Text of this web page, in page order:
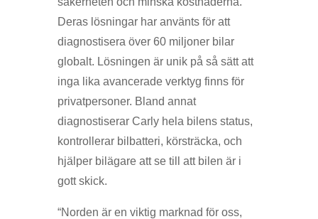
Deras lösningar har använts för att
diagnostisera över 60 miljoner bilar
globalt. Lösningen är unik på så sätt att
inga lika avancerade verktyg finns för
privatpersoner. Bland annat
diagnostiserar Carly hela bilens status,
kontrollerar bilbatteri, körsträcka, och
hjälper bilägare att se till att bilen är i
gott skick.
“Norden är en viktig marknad för oss,